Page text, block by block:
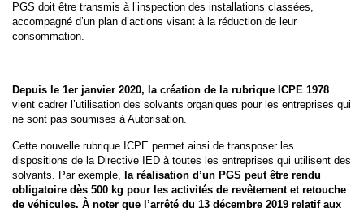
PGS doit être transmis à l’inspection des installations classées,
accompagné d’un plan d’actions visant à la réduction de leur
consommation.
Depuis le 1er janvier 2020, la création de la rubrique ICPE 1978
vient cadrer l’utilisation des solvants organiques pour les entreprises qui
ne sont pas soumises à Autorisation.
Cette nouvelle rubrique ICPE permet ainsi de transposer les
dispositions de la Directive IED à toutes les entreprises qui utilisent des
solvants. Par exemple, la réalisation d’un PGS peut être rendu
obligatoire dès 500 kg pour les activités de revêtement et retouche
de véhicules. À noter que l’arrêté du 13 décembre 2019 relatif aux